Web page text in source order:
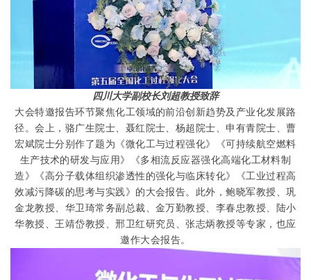
四川大学副校长刘超教授致辞
大会特邀报告环节聚焦化工领域的前沿创新趋势及产业化发展路
径。会上，骆广生院士、聂红院士、杨超院士、申有青院士、曹
宏斌院士分别作了题为《微化工与过程强化》《可持续航空燃料
生产技术的研发与应用》《多相流反应器强化高端化工材料制
造》《高分子载体组织渗透性的强化与临床转化》《工业过程高
效减污降碳的思考与实践》的大会报告。此外，鲍晓军教授、巩
金龙教授、华卫琦常务副总裁、金万勤教授、李春忠教授、陆小
华教授、王靖岱教授、邢卫红研究员、张志炳教授等专家，也应
邀作大会报告。